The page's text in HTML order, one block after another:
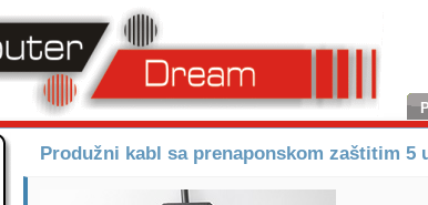
Produžni kabl sa prenaponskom zaštitim 5